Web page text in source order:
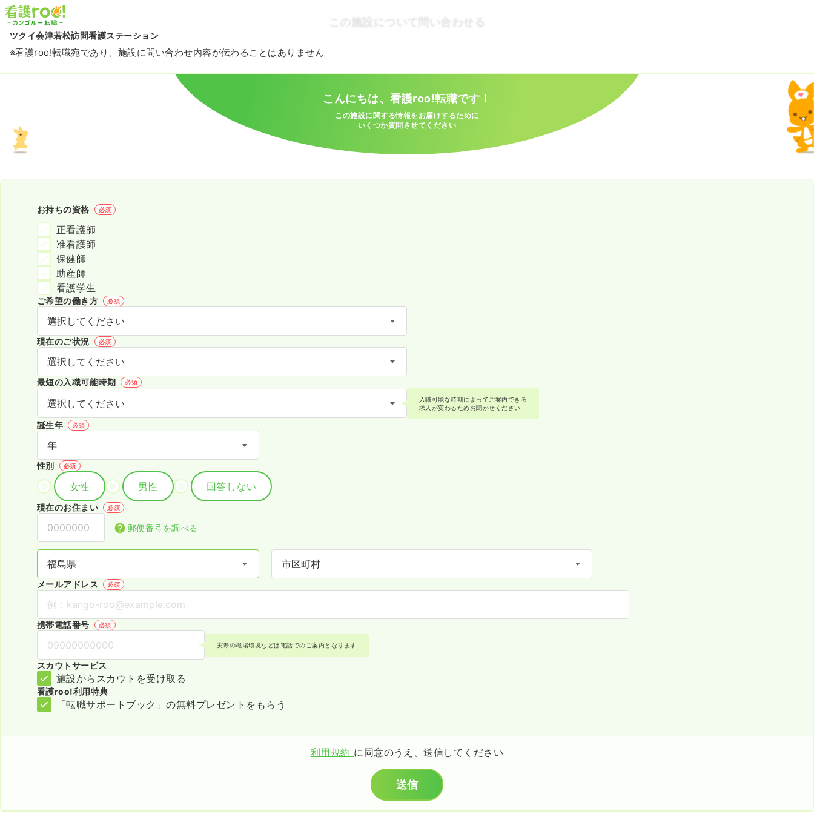
この施設について問い合わせる
ツクイ会津若松訪問看護ステーション
※看護roo!転職宛であり、施設に問い合わせ内容が伝わることはありません
こんにちは、看護roo!転職です！
この施設に関する情報をお届けするために
いくつか質問させてください
お持ちの資格 必須
正看護師
准看護師
保健師
助産師
看護学生
ご希望の働き方 必須
現在のご状況 必須
最短の入職可能時期 必須
入職可能な時期によってご案内できる
求人が変わるためお聞かせください
誕生年 必須
性別 必須
女性 男性 回答しない
現在のお住まい 必須
郵便番号を調べる
メールアドレス 必須
携帯電話番号 必須
実際の職場環境などは電話でのご案内となります
スカウトサービス
施設からスカウトを受け取る
看護roo!利用特典
「転職サポートブック」の無料プレゼントをもらう
利用規約 に同意のうえ、送信してください
送信